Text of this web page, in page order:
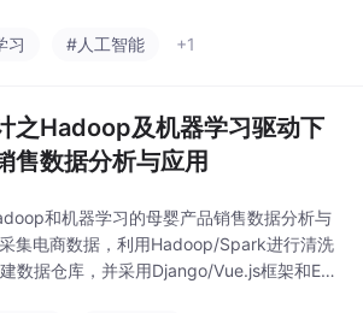
方案的高效推荐，提升了医疗服务质量。系
习 #人工智能 +1
之Hadoop及机器学习驱动下
售数据分析与应用
和机器学习的母婴产品销售数据分析与
集电商数据，利用Hadoop/Spark进行清洗
数据仓库，并采用Django/Vue.js框架和Ec